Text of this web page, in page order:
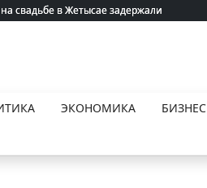
свадьбе в Жетысае задержали
свадьбе в Жетысае задержали
ЭКОНОМИКА БИЗНЕС